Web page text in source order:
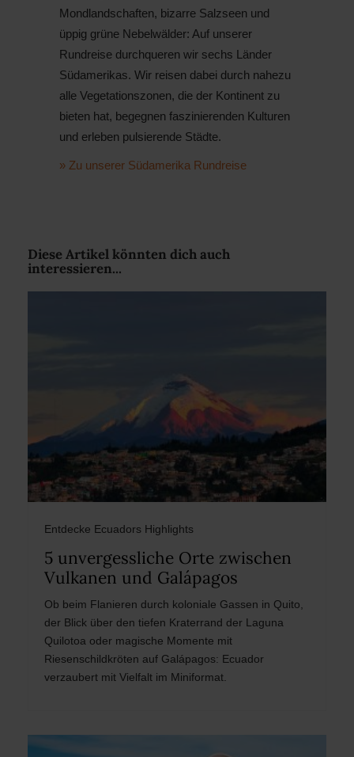
Mondlandschaften, bizarre Salzseen und
üppig grüne Nebelwälder: Auf unserer
Rundreise durchqueren wir sechs Länder
Südamerikas. Wir reisen dabei durch nahezu
alle Vegetationszonen, die der Kontinent zu
bieten hat, begegnen faszinierenden Kulturen
und erleben pulsierende Städte.
» Zu unserer Südamerika Rundreise
Diese Artikel könnten dich auch
interessieren...
Entdecke Ecuadors Highlights
5 unvergessliche Orte zwischen
Vulkanen und Galápagos
Ob beim Flanieren durch koloniale Gassen in Quito,
der Blick über den tiefen Kraterrand der Laguna
Quilotoa oder magische Momente mit
Riesenschildkröten auf Galápagos: Ecuador
verzaubert mit Vielfalt im Miniformat.